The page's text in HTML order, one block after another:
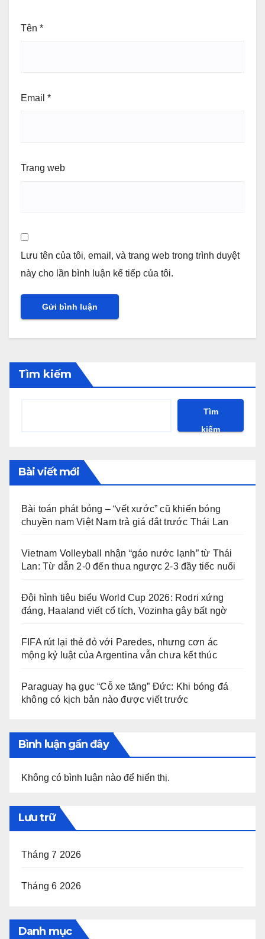
Tên *
Email *
Trang web
Lưu tên của tôi, email, và trang web trong trình duyệt
này cho lần bình luận kế tiếp của tôi.
Tìm kiếm
Tìm
kiếm
Bài viết mới
Bài toán phát bóng – “vết xước” cũ khiến bóng
chuyền nam Việt Nam trả giá đắt trước Thái Lan
Vietnam Volleyball nhận “gáo nước lạnh” từ Thái
Lan: Từ dẫn 2-0 đến thua ngược 2-3 đầy tiếc nuối
Đội hình tiêu biểu World Cup 2026: Rodri xứng
đáng, Haaland viết cổ tích, Vozinha gây bất ngờ
FIFA rút lại thẻ đỏ với Paredes, nhưng cơn ác
mộng kỷ luật của Argentina vẫn chưa kết thúc
Paraguay hạ gục “Cỗ xe tăng” Đức: Khi bóng đá
không có kịch bản nào được viết trước
Bình luận gần đây
Không có bình luận nào để hiển thị.
Lưu trữ
Tháng 7 2026
Tháng 6 2026
Danh mục